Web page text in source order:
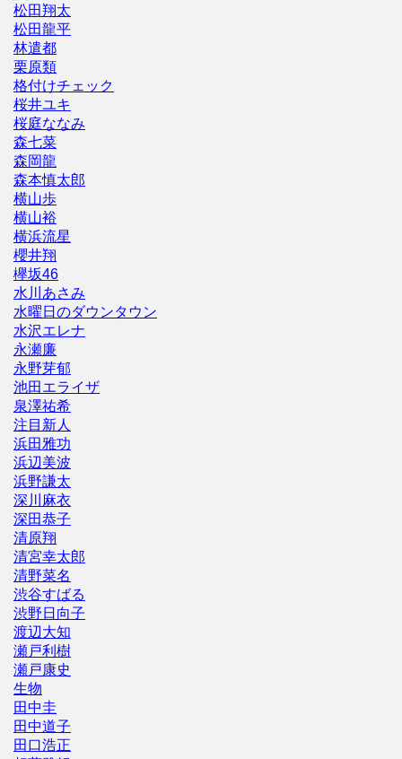
松田翔太
松田龍平
林遣都
栗原類
格付けチェック
桜井ユキ
桜庭ななみ
森七菜
森岡龍
森本慎太郎
横山歩
横山裕
横浜流星
櫻井翔
欅坂46
水川あさみ
水曜日のダウンタウン
水沢エレナ
永瀬廉
永野芽郁
池田エライザ
泉澤祐希
注目新人
浜田雅功
浜辺美波
浜野謙太
深川麻衣
深田恭子
清原翔
清宮幸太郎
清野菜名
渋谷すばる
渋野日向子
渡辺大知
瀬戸利樹
瀬戸康史
生物
田中圭
田中道子
田口浩正